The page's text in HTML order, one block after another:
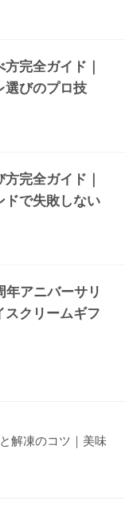
完全ガイド｜
選びのプロ技
完全ガイド｜
ドで失敗しない
年アニバーサリ
スクリームギフ
解凍のコツ｜美味